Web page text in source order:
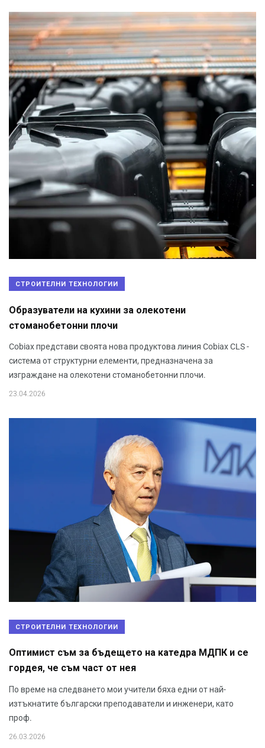
СТРОИТЕЛНИ ТЕХНОЛОГИИ
Образуватели на кухини за олекотени
стоманобетонни плочи
Cobiax представи своята нова продуктова линия Cobiax CLS -
система от структурни елементи, предназначена за
изграждане на олекотени стоманобетонни плочи.
23.04.2026
СТРОИТЕЛНИ ТЕХНОЛОГИИ
Оптимист съм за бъдещето на катедра МДПК и се
гордея, че съм част от нея
По време на следването мои учители бяха едни от най-
изтъкнатите български преподаватели и инженери, като
проф.
26.03.2026